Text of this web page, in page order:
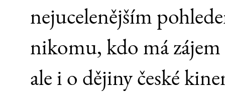
nejucelenějším
nikomu, kdo má zájem
ale i o dějiny české